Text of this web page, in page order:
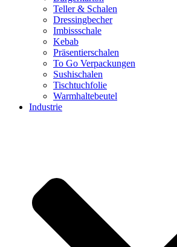
Teller & Schalen
Dressingbecher
Imbissschale
Kebab
Präsentierschalen
To Go Verpackungen
Sushischalen
Tischtuchfolie
Warmhaltebeutel
Industrie